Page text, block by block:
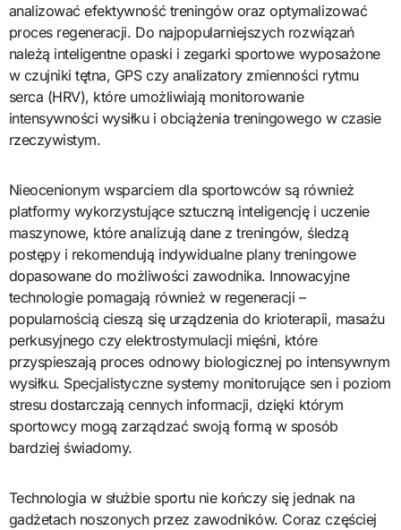
analizować efektywność treningów oraz optymalizować
proces regeneracji. Do najpopularniejszych rozwiązań
należą inteligentne opaski i zegarki sportowe wyposażone
w czujniki tętna, GPS czy analizatory zmienności rytmu
serca (HRV), które umożliwiają monitorowanie
intensywności wysiłku i obciążenia treningowego w czasie
rzeczywistym.
Nieocenionym wsparciem dla sportowców są również
platformy wykorzystujące sztuczną inteligencję i uczenie
maszynowe, które analizują dane z treningów, śledzą
postępy i rekomendują indywidualne plany treningowe
dopasowane do możliwości zawodnika. Innowacyjne
technologie pomagają również w regeneracji –
popularnością cieszą się urządzenia do krioterapii, masażu
perkusyjnego czy elektrostymulacji mięśni, które
przyspieszają proces odnowy biologicznej po intensywnym
wysiłku. Specjalistyczne systemy monitorujące sen i poziom
stresu dostarczają cennych informacji, dzięki którym
sportowcy mogą zarządzać swoją formą w sposób
bardziej świadomy.
Technologia w służbie sportu nie kończy się jednak na
gadżetach noszonych przez zawodników. Coraz częściej